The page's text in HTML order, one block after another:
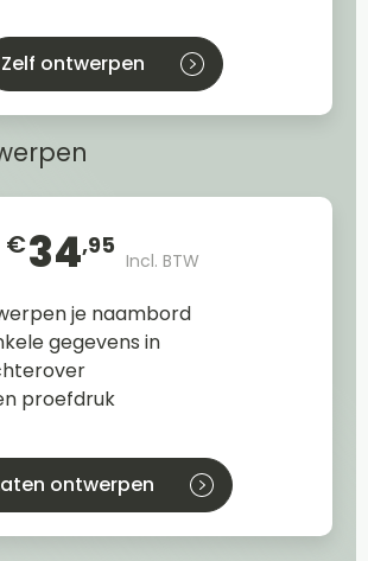
Zelf ontwerpen
€34,95
Incl. BTW
je naambord
gegevens in
proefdruk
ontwerpen